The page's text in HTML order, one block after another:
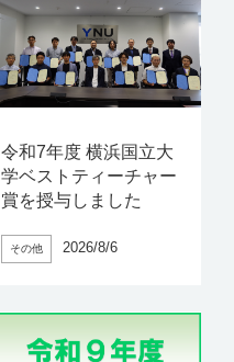
令和7年度 横浜国立大
学ベストティーチャー
賞を授与しました
その他 2026/8/6